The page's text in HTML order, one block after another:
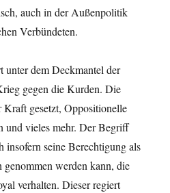
auch in der Außenpolitik
Verbündeten.
unter dem Deckmantel der
gegen die Kurden. Die
Kraft gesetzt, Oppositionelle
und vieles mehr. Der Begriff
insofern seine Berechtigung als
werden kann, die
verhalten. Dieser regiert